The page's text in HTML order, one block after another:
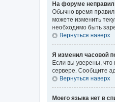
На форуме
Обычно время
можете изменить
необходимо быть
Вернуться наверх
Я изменил часовой
Если вы уверены, что
сервере. Сообщите
Вернуться наверх
Моего языка нет в